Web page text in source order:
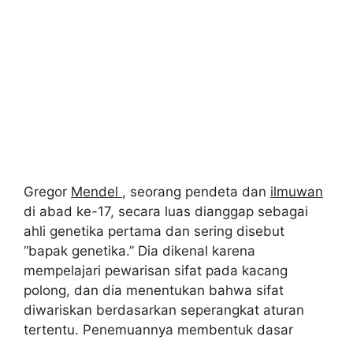
Gregor Mendel , seorang pendeta dan ilmuwan
di abad ke-17, secara luas dianggap sebagai
ahli genetika pertama dan sering disebut
“bapak genetika.” Dia dikenal karena
mempelajari pewarisan sifat pada kacang
polong, dan dia menentukan bahwa sifat
diwariskan berdasarkan seperangkat aturan
tertentu. Penemuannya membentuk dasar